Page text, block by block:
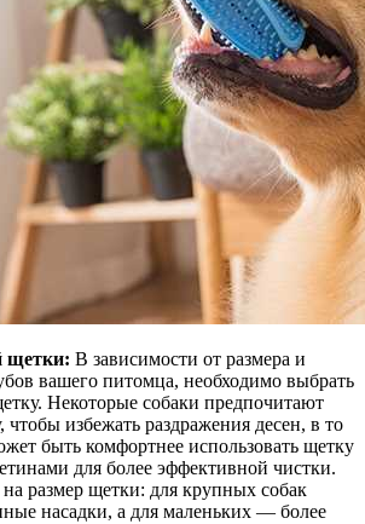
щетки: В зависимости от размера и
вашего питомца, необходимо выбрать
Некоторые собаки предпочитают
избежать раздражения десен, в то
быть комфортнее использовать щетку
для более эффективной чистки.
размер щетки: для крупных собак
насадки, а для маленьких — более